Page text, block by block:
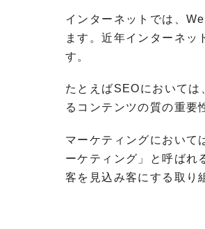
インターネットでは、
ます。近年インターネッ
す。
たとえばSEOにおいて
るコンテンツの質の重
マーケティングにおいて
ーケティング」と呼ばれ
客を見込み客にする取り